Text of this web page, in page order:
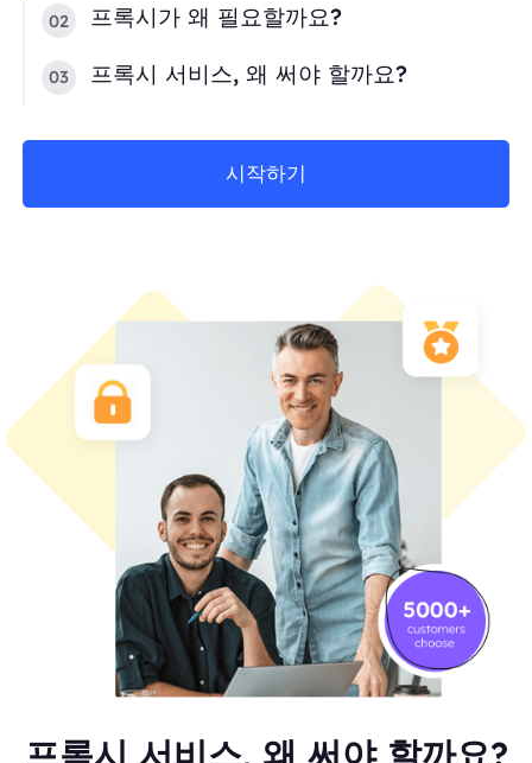
02 프록시가 왜 필요할까요?
03 프록시 서비스, 왜 써야 할까요?
시작하기
프록시 서비스, 왜 써야 할까요?